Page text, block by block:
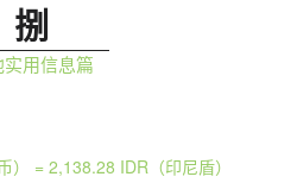
捌
实用信息篇
） = 2,138.28 IDR（印尼盾）